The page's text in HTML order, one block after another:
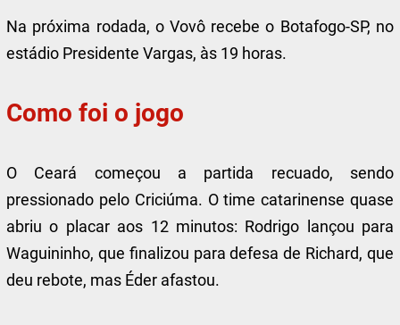
Na próxima rodada, o Vovô recebe o Botafogo-SP, no
estádio Presidente Vargas, às 19 horas.
Como foi o jogo
O Ceará começou a partida recuado, sendo
pressionado pelo Criciúma. O time catarinense quase
abriu o placar aos 12 minutos: Rodrigo lançou para
Waguininho, que finalizou para defesa de Richard, que
deu rebote, mas Éder afastou.